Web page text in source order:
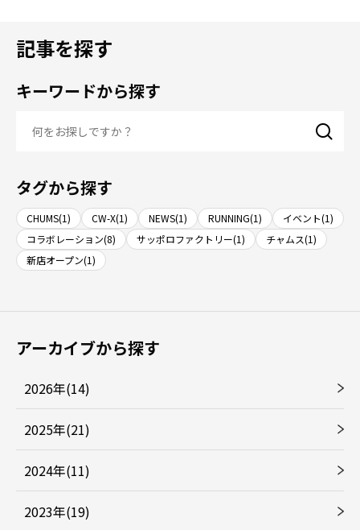
記事を探す
キーワードから探す
タグから探す
CHUMS(1) CW-X(1) NEWS(1) RUNNING(1)
イベント(1)
コラボレーション(8)
サッポロファクトリー(1)
チャムス(1)
新店オープン(1)
アーカイブから探す
2026年(14)
2025年(21)
2024年(11)
2023年(19)